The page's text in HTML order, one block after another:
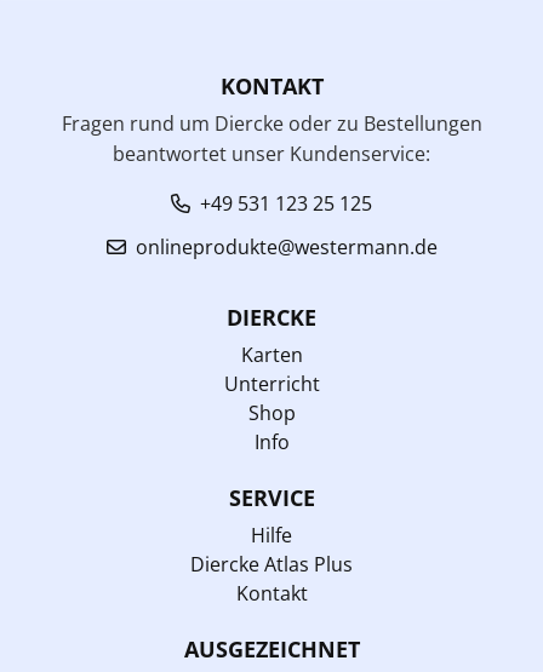
KONTAKT
Fragen rund um Diercke oder zu Bestellungen
beantwortet unser Kundenservice:
+49 531 123 25 125
onlineprodukte@westermann.de
DIERCKE
Karten
Unterricht
Shop
Info
SERVICE
Hilfe
Diercke Atlas Plus
Kontakt
AUSGEZEICHNET